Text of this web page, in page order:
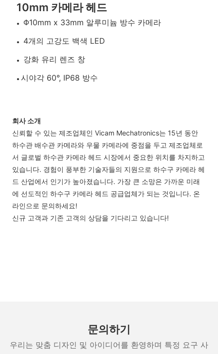
10mm 카메라 헤드
● Φ10mm x 33mm 알루미늄 방수 카메라
● 4개의 고강도 백색 LED
● 강화 유리 렌즈 창
● 시야각 60°, IP68 방수
회사 소개
신뢰할 수 있는 제조업체인 Vicam Mechatronics는 15년 동안
하수관 배수관 카메라와 우물 카메라에 중점을 두고 제조업체로
서 글로벌 하수관 카메라 헤드 시장에서 중요한 위치를 차지하고
있습니다. 경험이 풍부한 기술자들의 지원으로 하수구 카메라 헤
드 산업에서 인기가 높아졌습니다. 가장 큰 소망은 가까운 미래
에 선도적인 하수구 카메라 헤드 공급업체가 되는 것입니다. 온
라인으로 문의하세요!
신규 고객과 기존 고객의 상담을 기다리고 있습니다!
문의하기
우리는 맞춤 디자인 및 아이디어를 환영하며 특정 요구 사